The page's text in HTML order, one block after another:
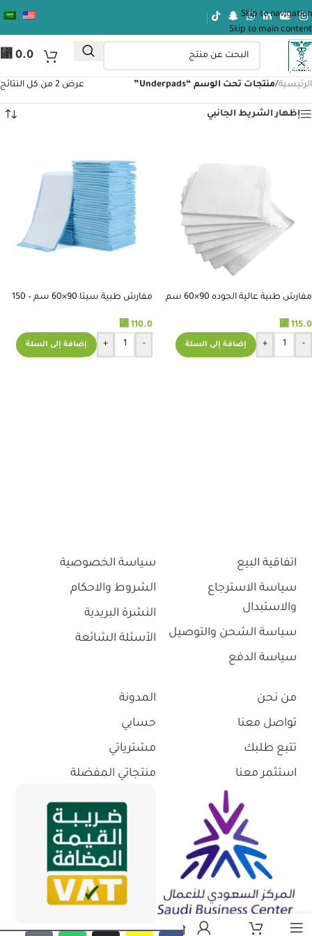
Skip to navigation
Skip to main content
⃁ 0.0
الرئيسية/منتجات تحت الوسم “Underpads” عرض ⁦2⁩ من كل النتائج
إظهار الشريط الجانبي
مفارش طبية عالية الجوده 90×60 سم
⃁ 115.0
-
+ إضافة إلى السلة
مفارش طبية سيتا 90×60 سم – 150
⃁ 110.0
-
+ إضافة إلى السلة
اتفاقية البيع
سياسة الاسترجاع
والاستبدال
سياسة الشحن والتوصيل
سياسة الدفع
سياسة الخصوصية
الشروط والاحكام
النشرة البريدية
الأسئلة الشائعة
من نحن
تواصل معنا
تتبع طلبك
استثمر معنا
المدونة
حسابي
مشترياتي
منتجاتي المفضلة